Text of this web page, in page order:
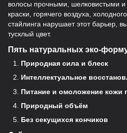
волосы прочными, шелковистыми
краски, горячего воздуха,
стайлинга нарушает этот барьер,
тусклый цвет.
Пять натуральных
Природная сила и блеск
Интеллектуальное
Питание и омоложение кожи
Природный объём
Без секущихся кончиков